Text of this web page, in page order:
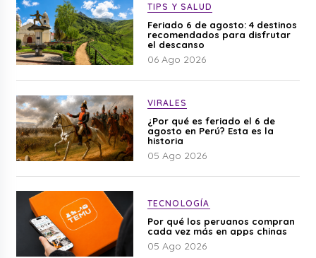
TIPS Y SALUD
Feriado 6 de agosto: 4 destinos
recomendados para disfrutar
el descanso
06 Ago 2026
VIRALES
¿Por qué es feriado el 6 de
agosto en Perú? Esta es la
historia
05 Ago 2026
TECNOLOGÍA
Por qué los peruanos compran
cada vez más en apps chinas
05 Ago 2026